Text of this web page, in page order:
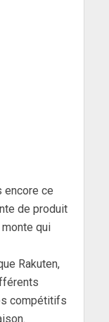
encore ce
de produit
qui
Rakuten,
compétitifs